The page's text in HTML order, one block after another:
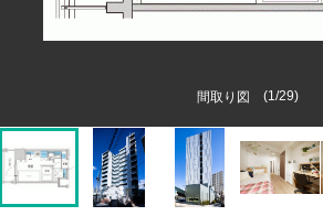
間取り図 (1 /29)